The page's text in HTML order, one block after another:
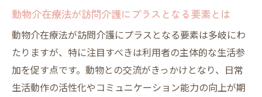
動物介在療法が訪問介護にプラスとなる要素とは
動物介在療法が訪問介護にプラスとなる要素は多岐にわ
たりますが、特に注目すべきは利用者の主体的な生活参
加を促す点です。動物との交流がきっかけとなり、日常
生活動作の活性化やコミュニケーション能力の向上が期